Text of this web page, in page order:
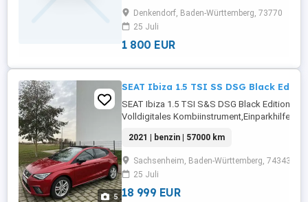
und KontaktAutoscout24.de
Denkendorf, Baden-Württemberg, 73770
25 Juli
1 800 EUR
5
SEAT Ibiza 1.5 TSI SS DSG Black
SEAT Ibiza 1.5 TSI S&S DSG Black
Volldigitales Kombiinstrument,Einparkhilfe
Rückfahrkamera,Geschwindigkeits-
LED Scheinwerfer,Zentralverriegelung ...
2021 | benzin | 57000 km
Sachsenheim, Baden-Württemberg, 74343
25 Juli
18 999 EUR